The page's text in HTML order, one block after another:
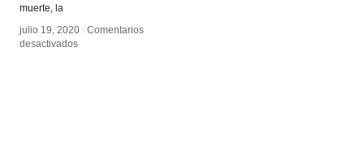
muerte, la
julio 19, 2020 / Comentarios
desactivadosen
julio 19, 2020 / Comentarios
desactivadosen